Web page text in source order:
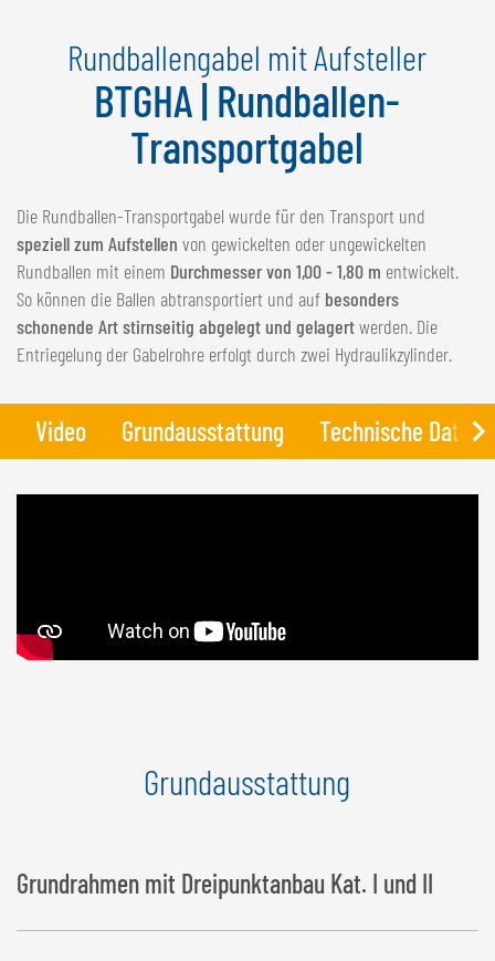
FRANÇAIS
DEUTSCH
FRANÇAIS
Rundballengabel mit Aufsteller
BTGHA | Rundballen-
Transportgabel
Die Rundballen-Transportgabel wurde für den Transport und
speziell zum Aufstellen von gewickelten oder ungewickelten
Rundballen mit einem Durchmesser von 1,00 - 1,80 m entwickelt.
So können die Ballen abtransportiert und auf besonders
schonende Art stirnseitig abgelegt und gelagertwerden. Die
Entriegelung der Gabelrohre erfolgt durch zwei Hydraulikzylinder.
Video Grundausstattung Technische Daten
Grundausstattung
Grundrahmen mit Dreipunktanbau Kat. I und II